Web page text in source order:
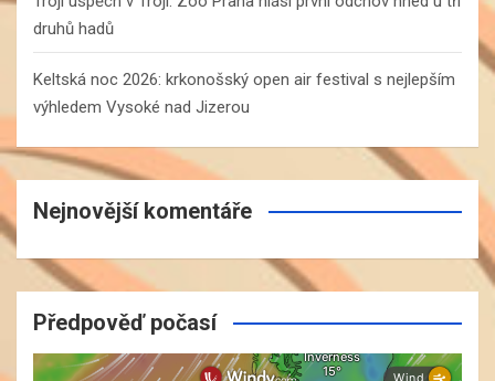
druhů hadů
Keltská noc 2026: krkonošský open air festival s nejlepším
výhledem Vysoké nad Jizerou
Nejnovější komentáře
Předpověď počasí